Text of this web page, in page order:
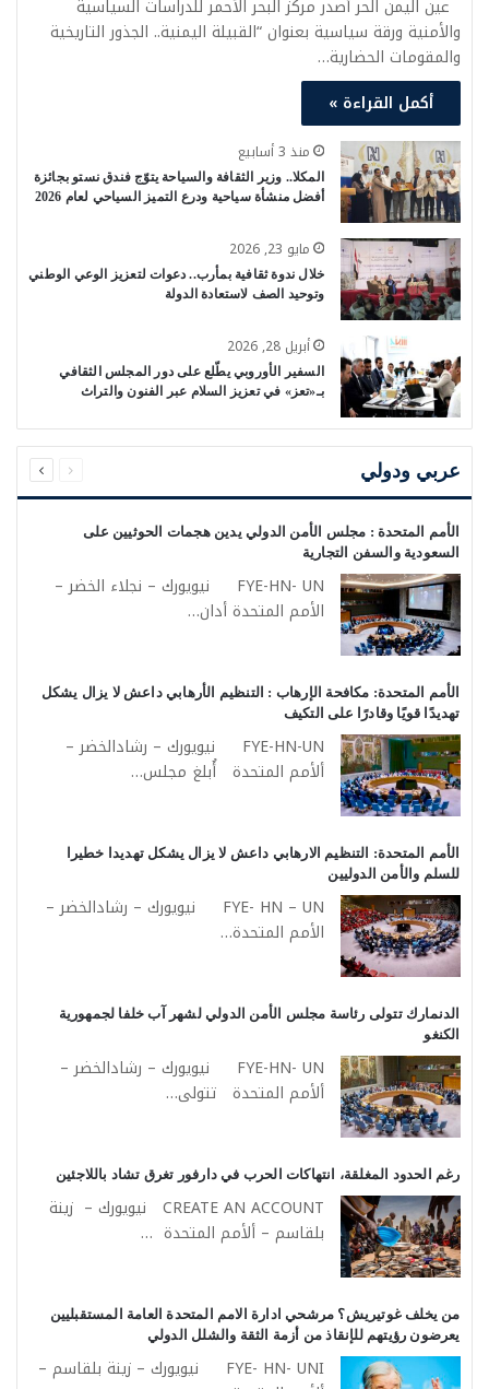
عين اليمن الحر أصدر مركز البحر الأحمر للدراسات السياسية
والأمنية ورقة سياسية بعنوان “القبيلة اليمنية.. الجذور التاريخية
والمقومات الحضارية…
أكمل القراءة »
منذ 3 أسابيع
المكلا.. وزير الثقافة والسياحة يتوّج فندق نستو بجائزة
أفضل منشأة سياحية ودرع التميز السياحي لعام 2026
مايو 23, 2026
خلال ندوة ثقافية بمأرب.. دعوات لتعزيز الوعي الوطني
وتوحيد الصف لاستعادة الدولة
أبريل 28, 2026
السفير الأوروبي يطّلع على دور المجلس الثقافي
بـ«تعز» في تعزيز السلام عبر الفنون والتراث
عربي ودولي الصفحة
السابقة
الصفحة
التالية
الأمم المتحدة : مجلس الأمن الدولي يدين هجمات الحوثيين على
السعودية والسفن التجارية
FYE-HN- UN نيويورك – نجلاء الخضر –
الأمم المتحدة أدان…
الأمم المتحدة: مكافحة الإرهاب : التنظيم الأرهابي داعش لا يزال يشكل
تهديدًا قويًا وقادرًا على التكيف
FYE-HN-UN نيويورك – رشادالخضر –
ألأمم المتحدة أُبلغ مجلس…
الأمم المتحدة: التنظيم الارهابي داعش لا يزال يشكل تهديدا خطيرا
للسلم والأمن الدوليين
FYE- HN – UN نيويورك – رشادالخضر –
الأمم المتحدة…
الدنمارك تتولى رئاسة مجلس الأمن الدولي لشهر آب خلفا لجمهورية
الكنغو
FYE-HN- UN نيويورك – رشادالخضر –
ألأمم المتحدة تتولى…
رغم الحدود المغلقة، انتهاكات الحرب في دارفور تغرق تشاد باللاجئين
CREATE AN ACCOUNT نيويورك – زينة
بلقاسم – ألأمم المتحدة …
من يخلف غوتيريش؟ مرشحي ادارة الامم المتحدة العامة المستقبليين
يعرضون رؤيتهم للإنقاذ من أزمة الثقة والشلل الدولي
FYE- HN- UNI نيويورك – زينة بلقاسم –